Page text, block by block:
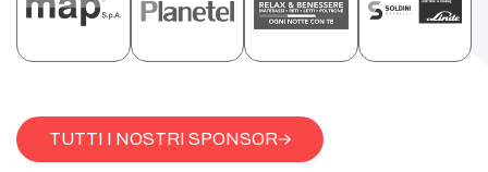
TUTTI I NOSTRI SPONSOR